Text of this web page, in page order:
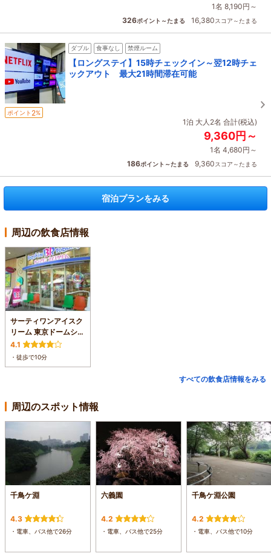
1名 8,190円～
326ポイント～たまる 16,380スコア～たまる
ダブル 食事なし 禁煙ルーム
【ロングステイ】15時チェックイン～翌12時チェ
ックアウト 最大21時間滞在可能
ポイント 2%
1泊 大人2名 合計(税込)
9,360円～
1名 4,680円～
186ポイント～たまる 9,360スコア～たまる
宿泊プランをみる
周辺の飲食店情報
サーティワンアイスク
リーム 東京ドームシテ
ィ ラクーア店
4.1
・徒歩で10分
すべての飲食店情報をみる
周辺のスポット情報
千鳥ケ淵
4.3
・電車、バス他で26分
六義園
4.2
・電車、バス他で25分
千鳥ケ淵公園
4.2
・電車、バス他で10分